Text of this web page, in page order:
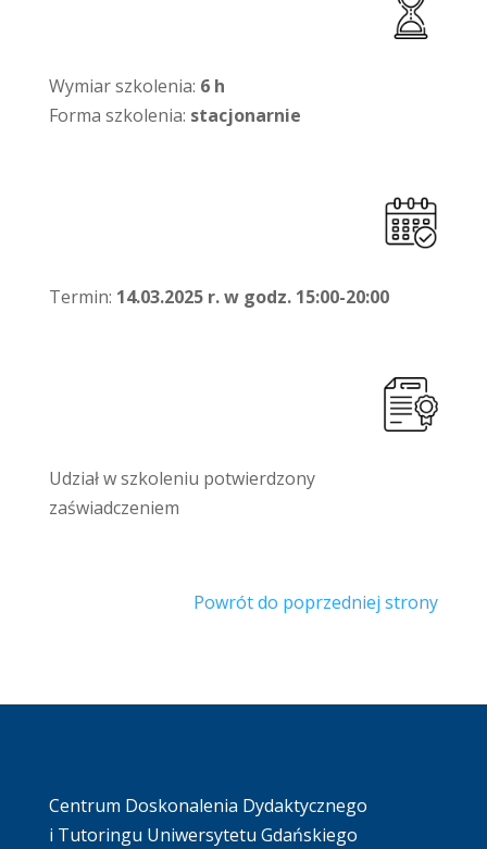
Wymiar szkolenia: 6 h
Forma szkolenia: stacjonarnie
Termin: 14.03.2025 r. w godz. 15:00-20:00
Udział w szkoleniu potwierdzony
zaświadczeniem
Powrót do poprzedniej strony
Centrum Doskonalenia Dydaktycznego
i Tutoringu Uniwersytetu Gdańskiego